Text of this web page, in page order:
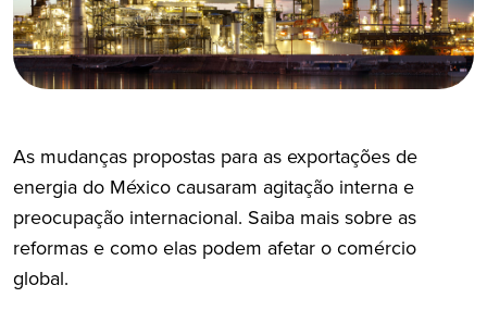
As mudanças propostas para as exportações de
energia do México causaram agitação interna e
preocupação internacional. Saiba mais sobre as
reformas e como elas podem afetar o comércio
global.